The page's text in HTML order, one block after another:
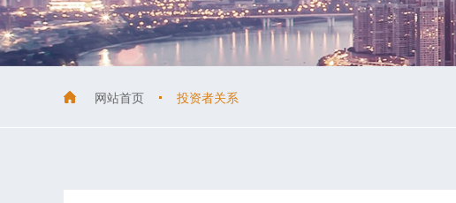
网站首页 投资者关系